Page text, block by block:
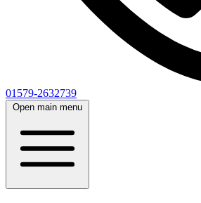
01579-2632739
Open main menu